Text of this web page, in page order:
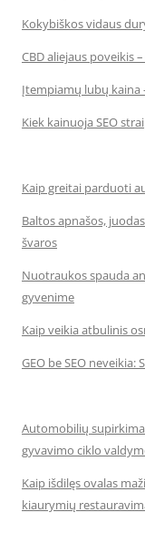
Kokybiškos vidaus
CBD aliejaus poveikis
Įtempiamų lubų kaina
Kiek kainuoja SEO
Kaip greitai parduoti
Baltos apnašos,
švaros
Nuotraukos spauda
gyvenime
Kaip veikia atbulinis
GEO be SEO
Automobilių
gyvavimo ciklo
Kaip išdilęs ovalas
kiaurymių